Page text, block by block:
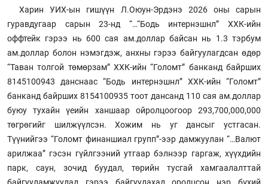
Харин УИХ-ын гишүүн Л.Оюун-Эрдэнэ 2026 оны сарын
гуравдугаар сарын 23-нд “…“Бодь интернэшнл” ХХК-ийн
оффтейк гэрээ нь 600 сая ам.доллар байсан нь 1.3 тэрбум
ам.доллар болон нэмэгдэж, анхны гэрээ байгуулагдсан өдөр
“Таван толгой төмөрзам” ХХК-ийн “Голомт” банканд байрших
8145100943 данснаас “Бодь интернэшнл” ХХК-ийн “Голомт”
банканд байрших 8154100935 тоот дансанд 110 сая ам.доллар
буюу тухайн үеийн ханшаар ойролцоогоор 293,700,000,000
төгрөгийг шилжүүлсэн. Хожим нь уг дансыг устгасан.
Түүнийгээ “Голомт финаншиал групп”-ээр дамжуулан “…Валют
арилжаа” гэсэн гүйлгээний утгаар бэлнээр гаргаж, хүүхдийн
парк, саун, зочид буудал, төрийн тусгай хамгаалалттай
байгууламжуудад гэрээ байгуулахад оролцсон нэр бүхий